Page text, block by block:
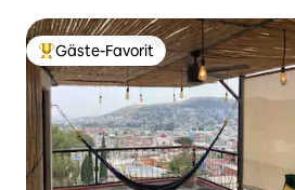
Beliebter Gäste-Favorit.
Gäste-Favorit